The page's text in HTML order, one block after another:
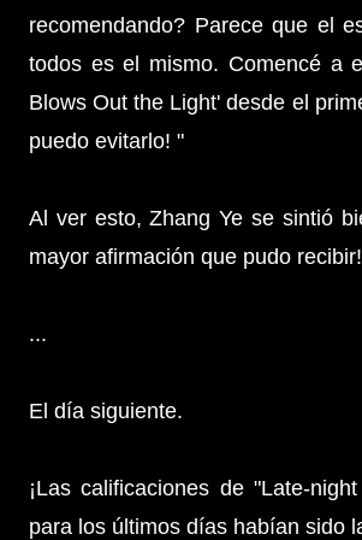
recomendando? Parece que el
todos es el mismo. Comencé a
Blows Out the Light' desde el
puedo evitarlo! "
Al ver esto, Zhang Ye se sintió
mayor afirmación que pudo recibir!
...
El día siguiente.
¡Las calificaciones de "Late-
para los últimos días habían sido